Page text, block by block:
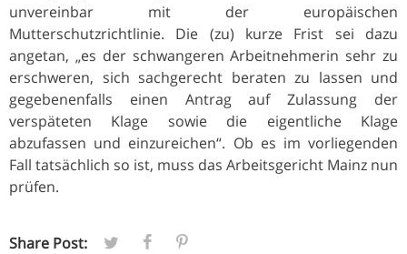
unvereinbar mit der europäischen
Mutterschutzrichtlinie. Die (zu) kurze Frist sei dazu
angetan, „es der schwangeren Arbeitnehmerin sehr zu
erschweren, sich sachgerecht beraten zu lassen und
gegebenenfalls einen Antrag auf Zulassung der
verspäteten Klage sowie die eigentliche Klage
abzufassen und einzureichen“. Ob es im vorliegenden
Fall tatsächlich so ist, muss das Arbeitsgericht Mainz nun
prüfen.
Share Post: